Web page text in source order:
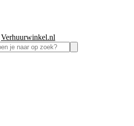
Verhuurwinkel.nl